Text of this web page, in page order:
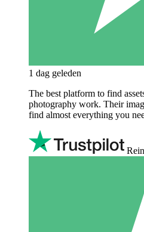
1 dag geleden
The best platform to find
photography work. Their
find almost everything you